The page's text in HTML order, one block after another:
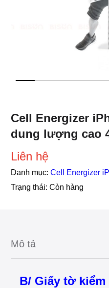
Cell Energizer
dung lượng cao
Liên hệ
Danh mục:Cell Energizer
Trạng thái:Còn hàng
Mô tả
B/ Giấy tờ